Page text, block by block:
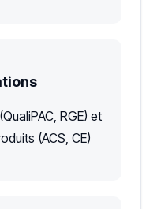
RGE) et
(ACS, CE)